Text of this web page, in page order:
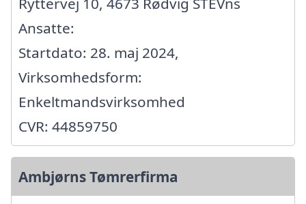
Ansatte:
Startdato: 28. maj 2024,
Virksomhedsform:
Enkeltmandsvirksomhed
CVR: 44859750
Ambjørns Tømrerfirma